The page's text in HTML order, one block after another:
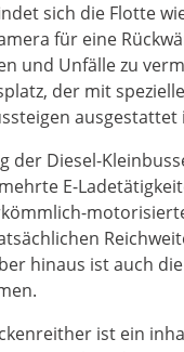
sich die Flotte
für eine
und Unfälle zu
der mit
ausgestattet
der Diesel-
E-
hinaus ist auch
ist ein